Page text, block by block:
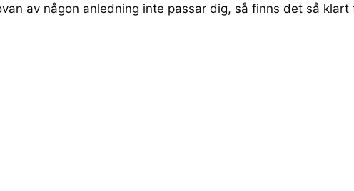
av någon anledning inte passar dig, så finns det så klart